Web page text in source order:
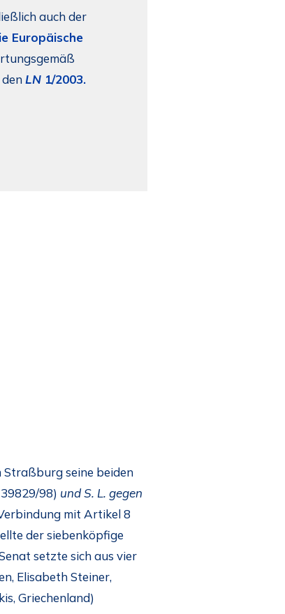
auch der
Europäische
LN 1/2003.
Straßburg seine beiden
98) und S. L. gegen
mit Artikel 8
der siebenköpfige
setzte sich aus vier
Elisabeth Steiner,
Griechenland)